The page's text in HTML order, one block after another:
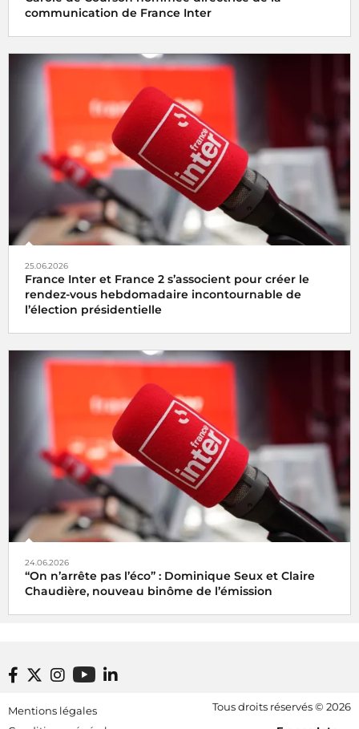
communication de France Inter
25.06.2026
France Inter et France 2 s’associent pour créer le
rendez-vous hebdomadaire incontournable de
l’élection présidentielle
24.06.2026
“On n’arrête pas l’éco” : Dominique Seux et Claire
Chaudière, nouveau binôme de l’émission
Footer bottom
Mentions légales
Tous droits réservés © 2026
[RDF] Pied de page - Mobile